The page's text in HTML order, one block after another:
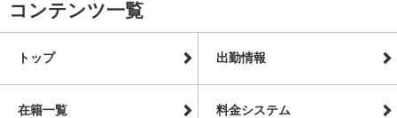
コンテンツ一覧
トップ 出勤情報
在籍一覧 料金システム